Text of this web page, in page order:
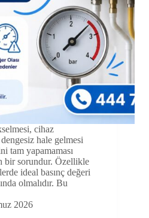
cihaz
hale gelmesi
tam yapamaması
bir sorundur. Özellikle
ideal basınç değeri
olmalıdır. Bu
2026